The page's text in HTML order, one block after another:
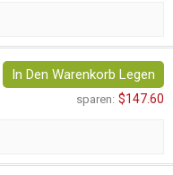
In Den Warenkorb Legen
sparen: $147.60